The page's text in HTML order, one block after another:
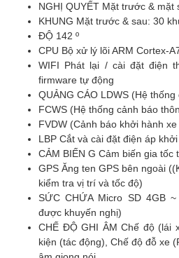
NGHỊ QUYẾT Mặt trước & mặt
KHUNG Mặt trước & sau: 30
ĐỘ 142 º
CPU Bộ xử lý lõi ARM Cortex-
WIFI Phát lại / cài đặt điện
firmware tự động
QUẢNG CÁO LDWS (Hệ
FCWS (Hệ thống cảnh báo
FVDW (Cảnh báo khởi hành
LBP Cắt và cài đặt điện áp
CẢM BIẾN G Cảm biến gia tốc
GPS Ăng ten GPS bên ngoài
kiểm tra vị trí và tốc độ)
SỨC CHỨA Micro SD 4GB
được khuyến nghị)
CHẾ ĐỘ GHI ÂM Chế độ (lái
kiện (tác động), Chế độ đỗ xe